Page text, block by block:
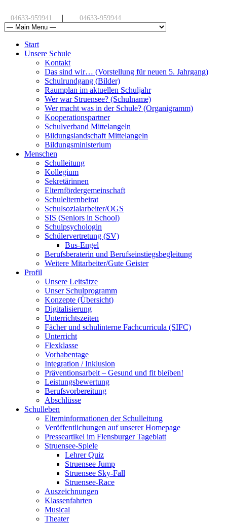
04633-959941 | 04633-959944
Start
Unsere Schule
Kontakt
Das sind wir… (Vorstellung für neuen 5. Jahrgang)
Schulrundgang (Bilder)
Raumplan im aktuellen Schuljahr
Wer war Struensee? (Schulname)
Wer macht was in der Schule? (Organigramm)
Kooperationspartner
Schulverband Mittelangeln
Bildungslandschaft Mittelangeln
Bildungsministerium
Menschen
Schulleitung
Kollegium
Sekretärinnen
Elternfördergemeinschaft
Schulelternbeirat
Schulsozialarbeiter/OGS
SIS (Seniors in School)
Schulpsychologin
Schülervertretung (SV)
Bus-Engel
Berufsberaterin und Berufseinstiegsbegleitung
Weitere Mitarbeiter/Gute Geister
Profil
Unsere Leitsätze
Unser Schulprogramm
Konzepte (Übersicht)
Digitalisierung
Unterrichtszeiten
Fächer und schulinterne Fachcurricula (SIFC)
Unterricht
Flexklasse
Vorhabentage
Integration / Inklusion
Präventionsarbeit – Gesund und fit bleiben!
Leistungsbewertung
Berufsvorbereitung
Abschlüsse
Schulleben
Elterninformationen der Schulleitung
Veröffentlichungen auf unserer Homepage
Presseartikel im Flensburger Tageblatt
Struensee-Spiele
Lehrer Quiz
Struensee Jump
Struensee Sky-Fall
Struensee-Race
Auszeichnungen
Klassenfahrten
Musical
Theater